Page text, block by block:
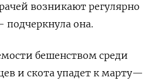
возникают регулярно
она.
бешенством среди
и скота упадет к марту—